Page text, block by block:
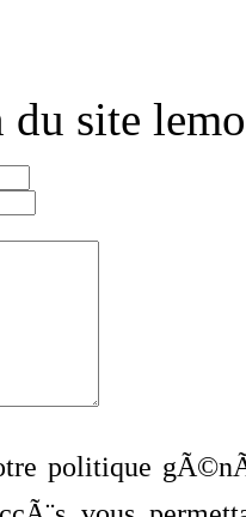
site
politique